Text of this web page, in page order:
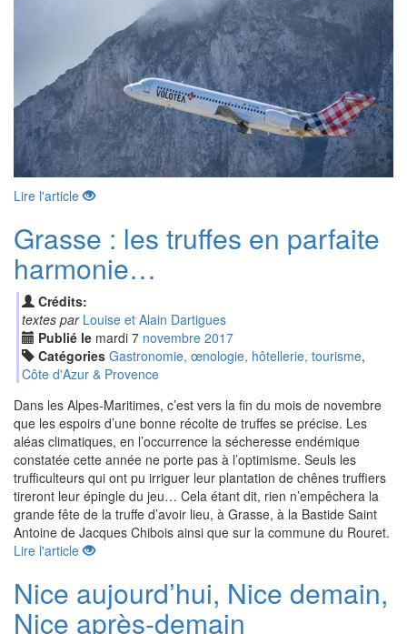
Lire l'article
Grasse : les truffes en parfaite
harmonie…
Crédits:
textes par Louise et Alain Dartigues
Publié le mardi 7 novembre 2017
Catégories Gastronomie, œnologie, hôtellerie, tourisme,
Côte d'Azur & Provence
Dans les Alpes-Maritimes, c’est vers la fin du mois de novembre
que les espoirs d’une bonne récolte de truffes se précise. Les
aléas climatiques, en l’occurrence la sécheresse endémique
constatée cette année ne porte pas à l’optimisme. Seuls les
trufficulteurs qui ont pu irriguer leur plantation de chênes truffiers
tireront leur épingle du jeu… Cela étant dit, rien n’empêchera la
grande fête de la truffe d’avoir lieu, à Grasse, à la Bastide Saint
Antoine de Jacques Chibois ainsi que sur la commune du Rouret.
Lire l'article
Nice aujourd’hui, Nice demain,
Nice après-demain